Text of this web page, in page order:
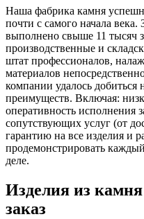
Наша фабрика камня
почти с самого начала
выполнено свыше 11 тысяч
производственные и
штат профессионалов,
материалов
компании удалось
преимуществ. Включая:
оперативность исполнения
сопутствующих услуг (от
гарантию на все изделия и
продемонстрировать
деле.
Изделия из
заказ